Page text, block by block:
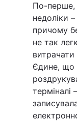
По-перше,
недоліки
причому
не так
витрачати
Єдине, що